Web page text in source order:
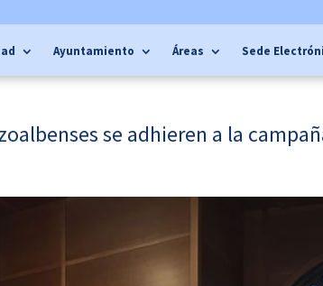
Ayuntamiento Áreas Sede
se adhieren a la